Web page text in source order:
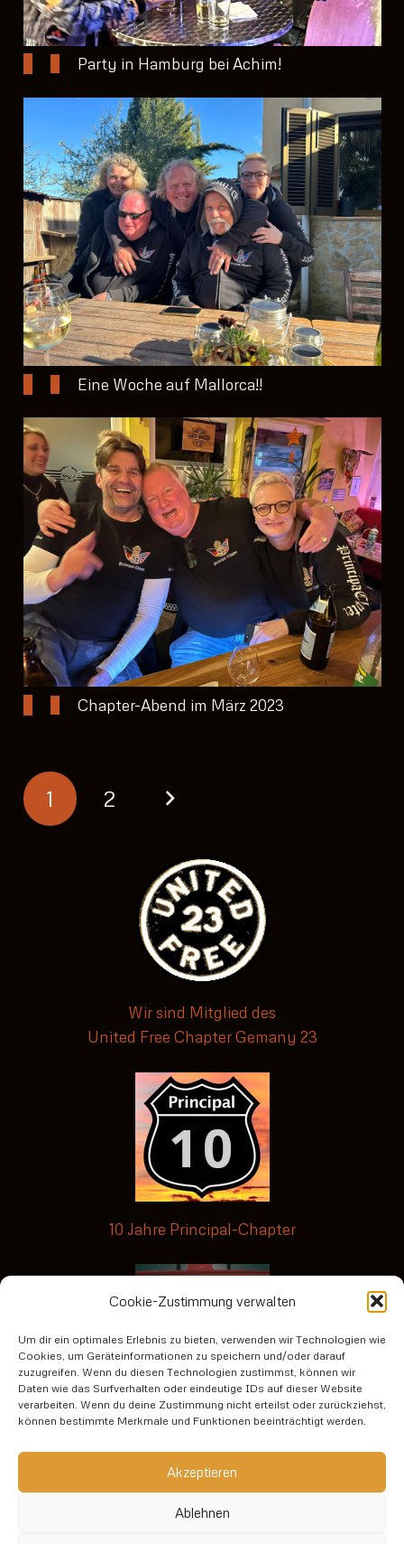
Cookie-Zustimmung verwalten
Um dir ein optimales Erlebnis zu bieten, verwenden wir Technologien wie
Cookies, um Geräteinformationen zu speichern und/oder darauf
zuzugreifen. Wenn du diesen Technologien zustimmst, können wir
Daten wie das Surfverhalten oder eindeutige IDs auf dieser Website
verarbeiten. Wenn du deine Zustimmung nicht erteilst oder zurückziehst,
können bestimmte Merkmale und Funktionen beeinträchtigt werden.
Akzeptieren
Ablehnen
Party in Hamburg bei Achim!
Eine Woche auf Mallorca!!
Chapter-Abend im März 2023
1 2
Wir sind Mitglied des
United Free Chapter Gemany 23
10 Jahre Principal-Chapter
No risk no fun3
Datenschutzerklärung
Impressum